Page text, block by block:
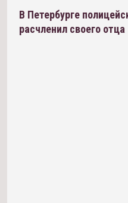
В Петербурге
расчленил своего отца